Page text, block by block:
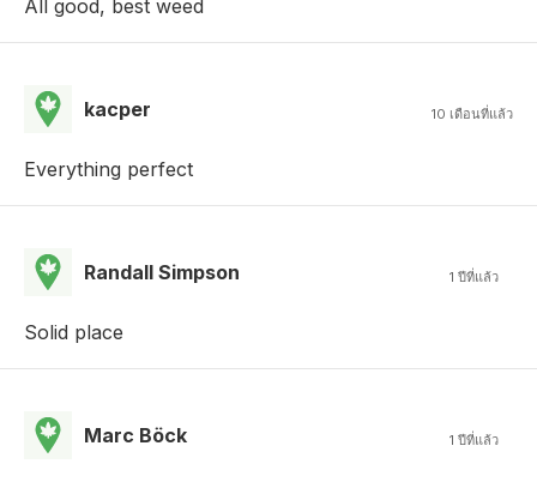
All good, best weed
kacper 10 เดือนที่แล้ว
Everything perfect
Randall Simpson 1 ปีที่แล้ว
Solid place
Marc Böck 1 ปีที่แล้ว